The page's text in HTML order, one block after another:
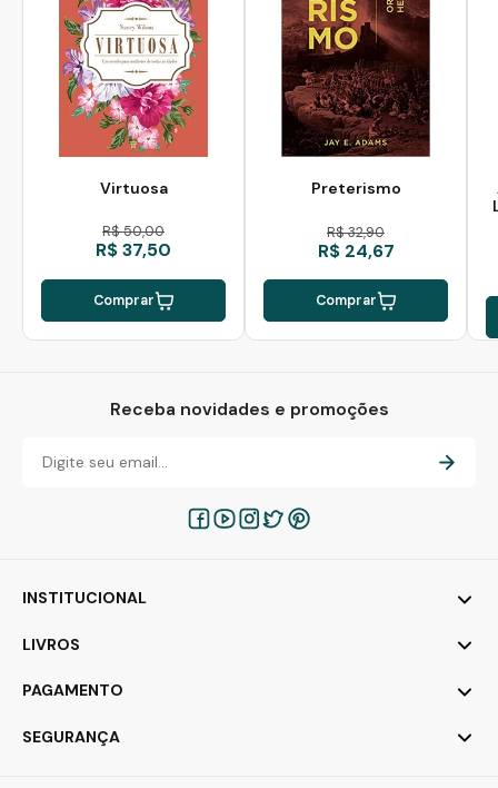
Virtuosa
R$ 50,00
R$ 37,50
Comprar
Preterismo
R$ 32,90
R$ 24,67
Comprar
Receba novidades e promoções
INSTITUCIONAL
LIVROS
PAGAMENTO
SEGURANÇA